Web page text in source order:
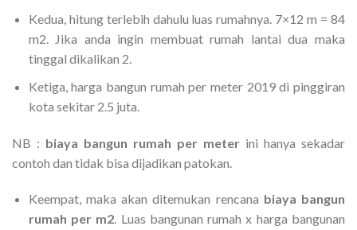
Kedua, hitung terlebih dahulu luas rumahnya. 7×12 m = 84
m2. Jika anda ingin membuat rumah lantai dua maka
tinggal dikalikan 2.
Ketiga, harga bangun rumah per meter 2019 di pinggiran
kota sekitar 2.5 juta.
NB : biaya bangun rumah per meter ini hanya sekadar
contoh dan tidak bisa dijadikan patokan.
Keempat, maka akan ditemukan rencana biaya bangun
rumah per m2. Luas bangunan rumah x harga bangunan